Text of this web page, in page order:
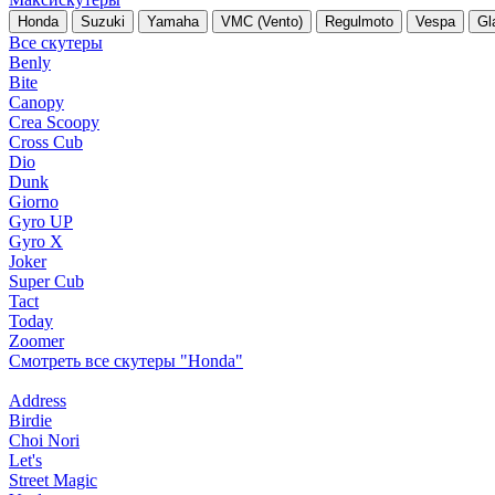
Honda Suzuki Yamaha VMC (Vento) Regulmoto Vespa
Все скутеры
Benly
Bite
Canopy
Crea Scoopy
Cross Cub
Dio
Dunk
Giorno
Gyro UP
Gyro X
Joker
Super Cub
Tact
Today
Zoomer
Смотреть все скутеры "Honda"
Address
Birdie
Choi Nori
Let's
Street Magic